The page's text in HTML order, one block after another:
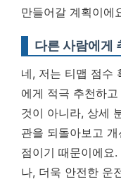
만들어갈 계획이에
다른 사람에게
네, 저는 티맵 점수
에게 적극 추천하
것이 아니라, 상세
관을 되돌아보고
점이기 때문이에요
나, 더욱 안전한 운